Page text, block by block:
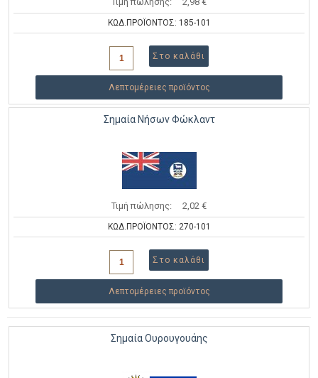
ΚΩΔ.ΠΡΟΪΟΝΤΟΣ: 185-101
Λεπτομέρειες προϊόντος
Σημαία Νήσων Φώκλαντ
Τιμή πώλησης: 2,02 €
ΚΩΔ.ΠΡΟΪΟΝΤΟΣ: 270-101
Λεπτομέρειες προϊόντος
Σημαία Ουρουγουάης